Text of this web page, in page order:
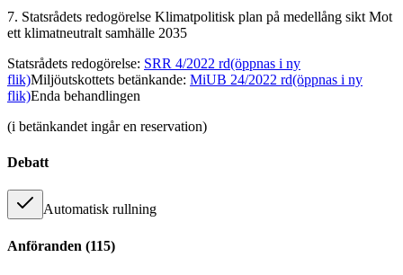
7. Statsrådets redogörelse Klimatpolitisk plan på medellång sikt Mot
ett klimatneutralt samhälle 2035
Statsrådets redogörelse: SRR 4/2022 rd(öppnas i ny
flik)Miljöutskottets betänkande: MiUB 24/2022 rd(öppnas i ny
flik)Enda behandlingen
(i betänkandet ingår en reservation)
Debatt
Automatisk rullning
Anföranden (115)